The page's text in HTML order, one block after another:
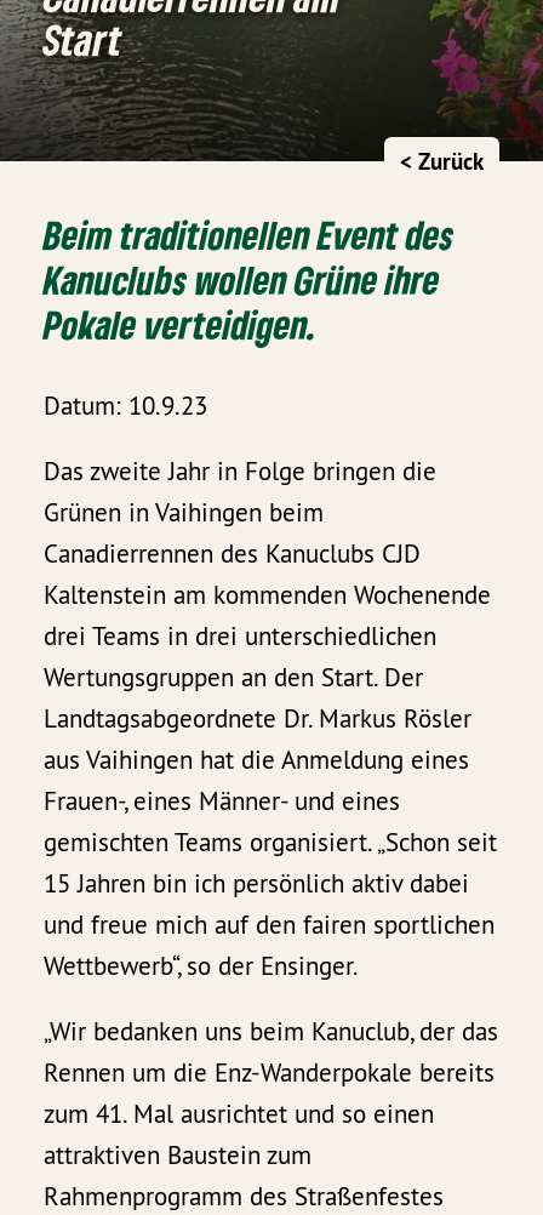
Start
< Zurück
Beim traditionellen Event des
Kanuclubs wollen Grüne ihre
Pokale verteidigen.
Datum: 10.9.23
Das zweite Jahr in Folge bringen die
Grünen in Vaihingen beim
Canadierrennen des Kanuclubs CJD
Kaltenstein am kommenden Wochenende
drei Teams in drei unterschiedlichen
Wertungsgruppen an den Start. Der
Landtagsabgeordnete Dr. Markus Rösler
aus Vaihingen hat die Anmeldung eines
Frauen-, eines Männer- und eines
gemischten Teams organisiert. „Schon seit
15 Jahren bin ich persönlich aktiv dabei
und freue mich auf den fairen sportlichen
Wettbewerb“, so der Ensinger.
„Wir bedanken uns beim Kanuclub, der das
Rennen um die Enz-Wanderpokale bereits
zum 41. Mal ausrichtet und so einen
attraktiven Baustein zum
Rahmenprogramm des Straßenfestes